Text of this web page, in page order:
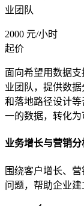
业团队
2000 元/小时
起价
面向希望用数据
业团队，提供数
和落地路径设计
一的数据，转化为
业务增长与营销分
围绕客户增长、
问题，帮助企业建